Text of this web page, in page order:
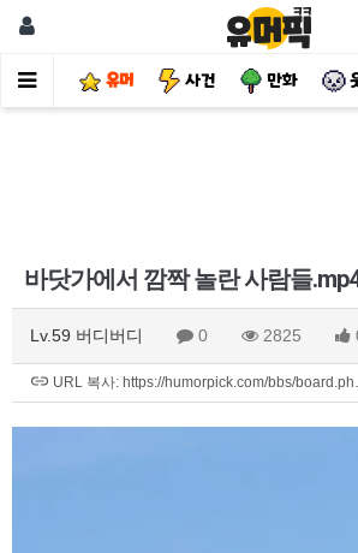
유머 사건 만화
바닷가에서 깜짝 놀란 사람들
Lv.59 버디버디 0 2825
URL 복사: https://humorpick.com/bbs/